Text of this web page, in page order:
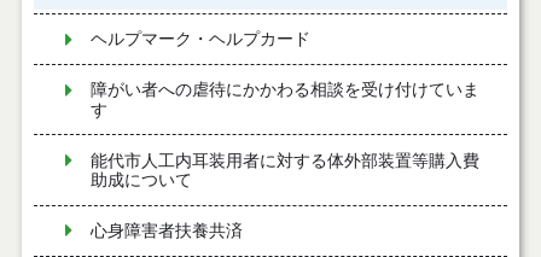
ヘルプマーク・ヘルプカード
障がい者への虐待にかかわる相談を受け付けていま
す
能代市人工内耳装用者に対する体外部装置等購入費
助成について
心身障害者扶養共済